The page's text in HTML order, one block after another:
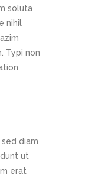
soluta
nihil
Typi non
diam
ut
erat